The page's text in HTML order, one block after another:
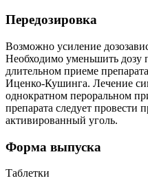
Передозировка
Возможно усиление
Необходимо уменьшить дозу
длительном приеме
Иценко-Кушинга. Лечение
однократном пероральном
препарата следует провести
активированный уголь.
Форма выпуска
Таблетки